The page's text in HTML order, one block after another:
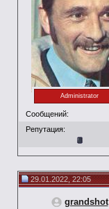
Administrator
Сообщений:
Репутация:
29.01.2022, 22:05
grandshot